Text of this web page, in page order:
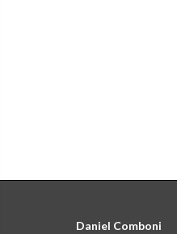
Daniel Comboni